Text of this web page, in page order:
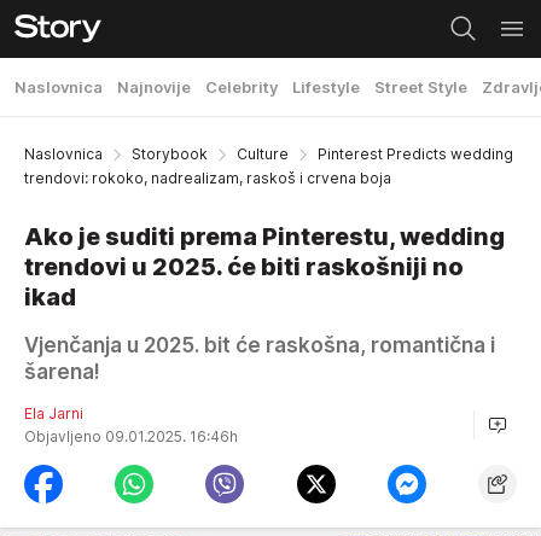
Naslovnica Najnovije Celebrity Lifestyle Street Style
Naslovnica Storybook Culture
Pinterest Predicts wedding
trendovi: rokoko, nadrealizam, raskoš i crvena boja
Ako je suditi prema Pinterestu, wedding
trendovi u 2025. će biti raskošniji no
ikad
Vjenčanja u 2025. bit će raskošna, romantična i
šarena!
Ela Jarni
Objavljeno 09.01.2025. 16:46h